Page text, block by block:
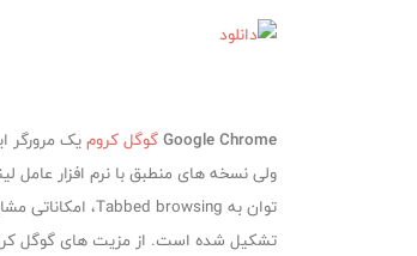
Google Chromeگوگل کرومیک مرورگر